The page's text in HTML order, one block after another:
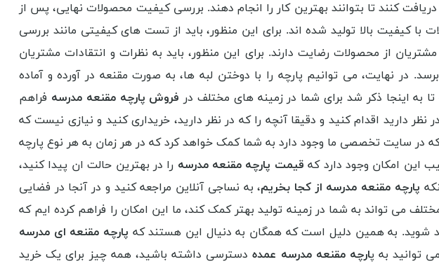
کنند تا بتوانند بهترین کار را انجام دهند. بررسی کیفیت محصولات نهایی، پس از
کیفیت بالا تولید شده اند. برای این منظور، باید از تست های کیفیتی مانند بررسی
از محصولات رضایت دارند. برای این منظور، باید به نظرات و انتقادات مشتریان
در نهایت، می توانیم پارچه را با دوختن لبه ها، به صورت مقنعه در آورده و آماده
به اینجا ذکر شد برای شما در زمینه های مختلف در فروش پارچه مقنعه مدرسه فراهم
نظر دارید اقدام کنید و دقیقا آنچه را که در نظر دارید، خریداری کنید و نیازی نیست که
در سایت تخصصی ما وجود دارد به شما کمک خواهد کرد که در هر زمان به هر نوع پارچه
این امکان وجود دارد کهقیمت پارچه مقنعه مدرسه را در بهترین حالت ان پیدا کنید،
پارچه مقنعه مدرسه از کجا بخریم، به نساجی آنلاین مراجعه کنید و در آنجا در فضایی
می تواند به شما در زمینه تولید بهتر کمک کند، ما این امکان را فراهم کرده ایم که
شوید. به همین دلیل است که همگان به دنیال این هستند که پارچه مقنعه ای مدرسه
توانید به پارچه مقنعه مدرسه عمده دسترسی داشته باشید، همه چیز برای یک خرید